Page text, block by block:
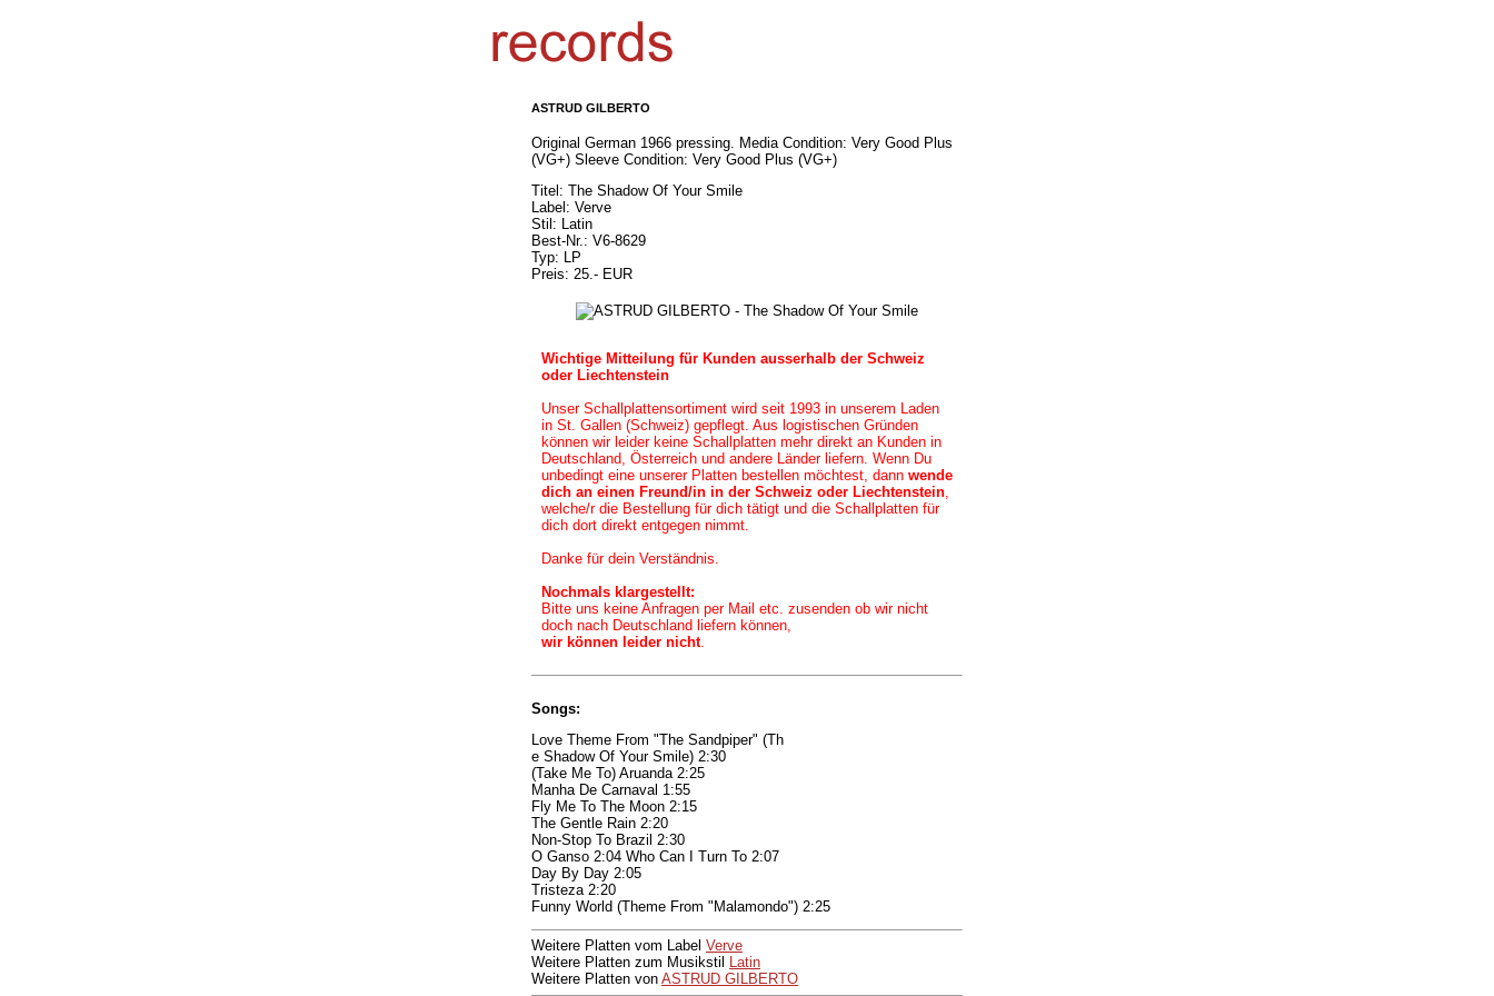
ASTRUD GILBERTO
Original German 1966 pressing. Media Condition: Very Good Plus
(VG+) Sleeve Condition: Very Good Plus (VG+)
Titel: The Shadow Of Your Smile
Label: Verve
Stil: Latin
Best-Nr.: V6-8629
Typ: LP
Preis: 25.- EUR
Wichtige Mitteilung für Kunden ausserhalb der Schweiz
oder Liechtenstein
Unser Schallplattensortiment wird seit 1993 in unserem Laden
in St. Gallen (Schweiz) gepflegt. Aus logistischen Gründen
können wir leider keine Schallplatten mehr direkt an Kunden in
Deutschland, Österreich und andere Länder liefern. Wenn Du
unbedingt eine unserer Platten bestellen möchtest, dann wende
dich an einen Freund/in in der Schweiz oder Liechtenstein,
welche/r die Bestellung für dich tätigt und die Schallplatten für
dich dort direkt entgegen nimmt.
Danke für dein Verständnis.
Nochmals klargestellt:
Bitte uns keine Anfragen per Mail etc. zusenden ob wir nicht
doch nach Deutschland liefern können,
wir können leider nicht.
Songs:
Love Theme From "The Sandpiper" (Th
e Shadow Of Your Smile) 2:30
(Take Me To) Aruanda 2:25
Manha De Carnaval 1:55
Fly Me To The Moon 2:15
The Gentle Rain 2:20
Non-Stop To Brazil 2:30
O Ganso 2:04 Who Can I Turn To 2:07
Day By Day 2:05
Tristeza 2:20
Funny World (Theme From "Malamondo") 2:25
Weitere Platten vom Label Verve
Weitere Platten zum Musikstil
Latin
Weitere Platten von ASTRUD GILBERTO